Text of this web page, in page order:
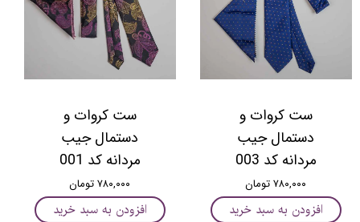
ست کروات و
دستمال جیب
مردانه کد 003
۷۸۰,۰۰۰ تومان
افزودن به سبد خرید
ست کروات و
دستمال جیب
مردانه کد 001
۷۸۰,۰۰۰ تومان
افزودن به سبد خرید